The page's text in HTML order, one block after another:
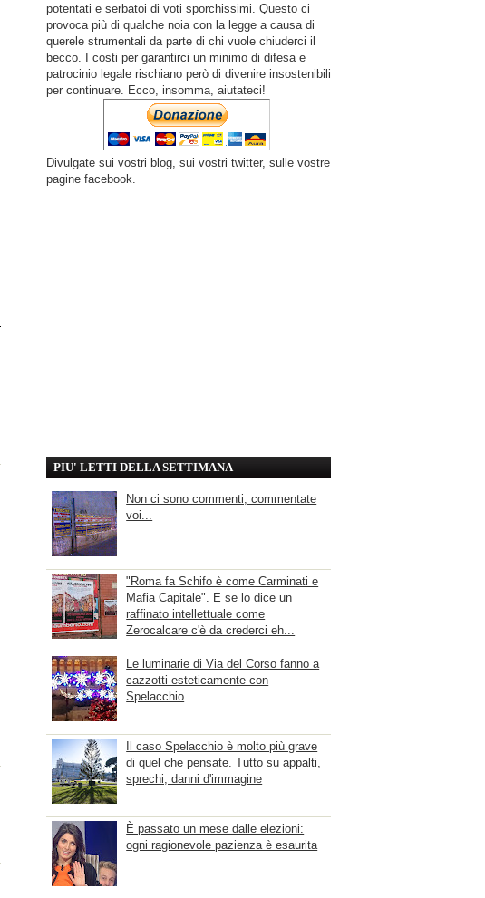
potentati e serbatoi di voti sporchissimi. Questo ci
provoca più di qualche noia con la legge a causa di
querele strumentali da parte di chi vuole chiuderci il
becco. I costi per garantirci un minimo di difesa e
patrocinio legale rischiano però di divenire insostenibili
per continuare. Ecco, insomma, aiutateci!
Divulgate sui vostri blog, sui vostri twitter, sulle vostre
pagine facebook.
PIU' LETTI DELLA SETTIMANA
Non ci sono commenti, commentate
voi...
"Roma fa Schifo è come Carminati e
Mafia Capitale". E se lo dice un
raffinato intellettuale come
Zerocalcare c'è da crederci eh...
Le luminarie di Via del Corso fanno a
cazzotti esteticamente con
Spelacchio
Il caso Spelacchio è molto più grave
di quel che pensate. Tutto su appalti,
sprechi, danni d'immagine
È passato un mese dalle elezioni:
ogni ragionevole pazienza è esaurita